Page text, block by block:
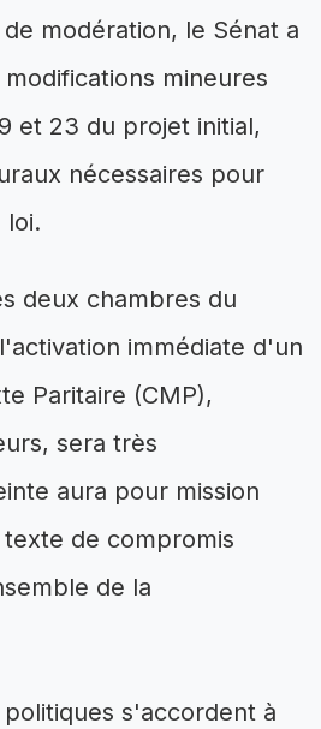
modération, le Sénat a
mineures
et 23 du projet initial,
nécessaires pour
loi.
deux chambres du
immédiate d'un
Paritaire (CMP),
sera très
aura pour mission
de compromis
de la
s'accordent à